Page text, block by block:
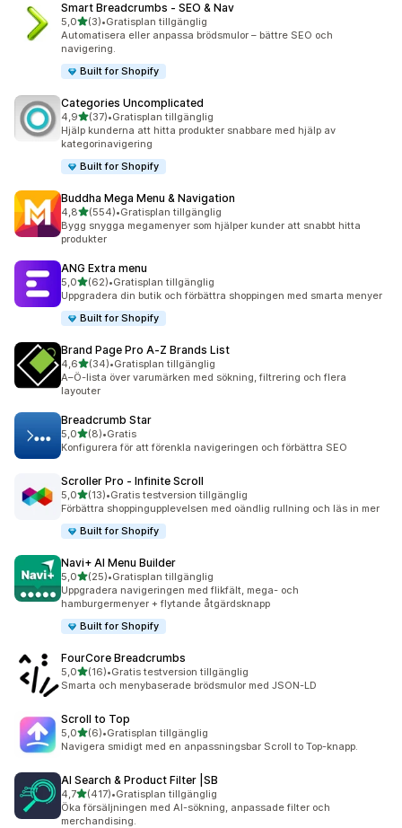
Smart Breadcrumbs ‑ SEO & Nav
5,0av 5 stjärnor
(3)
3 recensioner totalt
•Gratisplan tillgänglig
Automatisera eller anpassa brödsmulor – bättre SEO och
navigering.
Built for Shopify
Categories Uncomplicated
4,9av 5 stjärnor
(37)
37 recensioner totalt
•Gratisplan tillgänglig
Hjälp kunderna att hitta produkter snabbare med hjälp av
kategorinavigering
Built for Shopify
Buddha Mega Menu & Navigation
4,8av 5 stjärnor
(554)
554 recensioner totalt
•Gratisplan tillgänglig
Bygg snygga megamenyer som hjälper kunder att snabbt hitta
produkter
ANG Extra menu
5,0av 5 stjärnor
(62)
62 recensioner totalt
•Gratisplan tillgänglig
Uppgradera din butik och förbättra shoppingen med smarta menyer
Built for Shopify
Brand Page Pro A‑Z Brands List
4,6av 5 stjärnor
(34)
34 recensioner totalt
•Gratisplan tillgänglig
A–Ö-lista över varumärken med sökning, filtrering och flera
layouter
Breadcrumb Star
5,0av 5 stjärnor
(8)
8 recensioner totalt
•Gratis
Konfigurera för att förenkla navigeringen och förbättra SEO
Scroller Pro ‑ Infinite Scroll
5,0av 5 stjärnor
(13)
13 recensioner totalt
•Gratis testversion tillgänglig
Förbättra shoppingupplevelsen med oändlig rullning och läs in mer
Built for Shopify
Navi+ AI Menu Builder
5,0av 5 stjärnor
(25)
25 recensioner totalt
•Gratisplan tillgänglig
Uppgradera navigeringen med flikfält, mega- och
hamburgermenyer + flytande åtgärdsknapp
Built for Shopify
FourCore Breadcrumbs
5,0av 5 stjärnor
(16)
16 recensioner totalt
•Gratis testversion tillgänglig
Smarta och menybaserade brödsmulor med JSON-LD
Scroll to Top
5,0av 5 stjärnor
(6)
6 recensioner totalt
•Gratisplan tillgänglig
Navigera smidigt med en anpassningsbar Scroll to Top-knapp.
AI Search & Product Filter |SB
4,7av 5 stjärnor
(417)
417 recensioner totalt
•Gratisplan tillgänglig
Öka försäljningen med AI-sökning, anpassade filter och
merchandising.